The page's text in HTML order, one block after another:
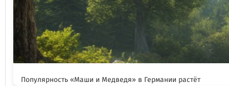
Популярность «Маши и Медведя» в Германии растёт